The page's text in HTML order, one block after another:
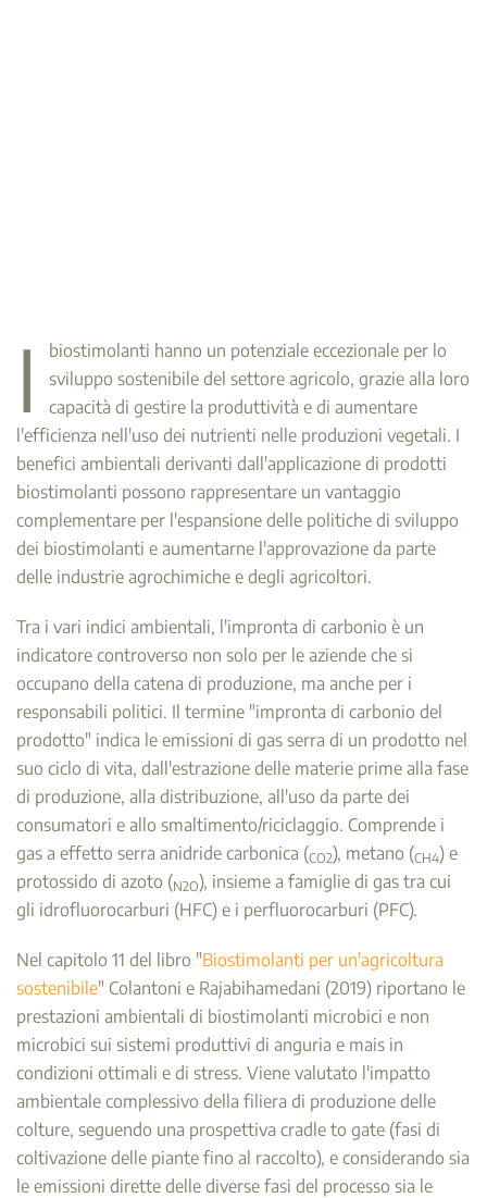
I
biostimolanti hanno un potenziale eccezionale per lo
sviluppo sostenibile del settore agricolo, grazie alla loro
capacità di gestire la produttività e di aumentare
l'efficienza nell'uso dei nutrienti nelle produzioni vegetali. I
benefici ambientali derivanti dall'applicazione di prodotti
biostimolanti possono rappresentare un vantaggio
complementare per l'espansione delle politiche di sviluppo
dei biostimolanti e aumentarne l'approvazione da parte
delle industrie agrochimiche e degli agricoltori.
Tra i vari indici ambientali, l'impronta di carbonio è un
indicatore controverso non solo per le aziende che si
occupano della catena di produzione, ma anche per i
responsabili politici. Il termine "impronta di carbonio del
prodotto" indica le emissioni di gas serra di un prodotto nel
suo ciclo di vita, dall'estrazione delle materie prime alla fase
di produzione, alla distribuzione, all'uso da parte dei
consumatori e allo smaltimento/riciclaggio. Comprende i
gas a effetto serra anidride carbonica (CO2), metano (CH4) e
protossido di azoto (N2O), insieme a famiglie di gas tra cui
gli idrofluorocarburi (HFC) e i perfluorocarburi (PFC).
Nel capitolo 11 del libro "Biostimolanti per un'agricoltura
sostenibile" Colantoni e Rajabihamedani (2019) riportano le
prestazioni ambientali di biostimolanti microbici e non
microbici sui sistemi produttivi di anguria e mais in
condizioni ottimali e di stress. Viene valutato l'impatto
ambientale complessivo della filiera di produzione delle
colture, seguendo una prospettiva cradle to gate (fasi di
coltivazione delle piante fino al raccolto), e considerando sia
le emissioni dirette delle diverse fasi del processo sia le